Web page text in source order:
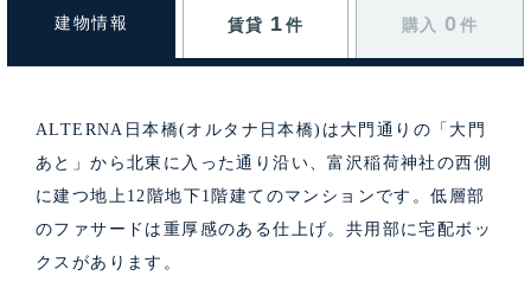
建物情報 賃貸 1 件 購入 0 件
ALTERNA日本橋(オルタナ日本橋)は大門通りの「大門
あと」から北東に入った通り沿い、富沢稲荷神社の西側
に建つ地上12階地下1階建てのマンションです。低層部
のファサードは重厚感のある仕上げ。共用部に宅配ボッ
クスがあります。